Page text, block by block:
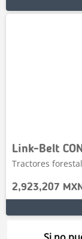
Link-Belt
Tractores
2,923,207